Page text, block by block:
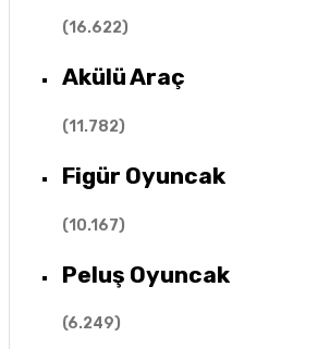
(16.622)
Akülü Araç
(11.782)
Figür Oyuncak
(10.167)
Peluş Oyuncak
(6.249)